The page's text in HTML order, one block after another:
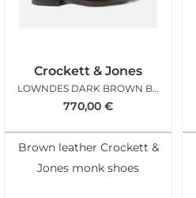
Crockett & Jones
LOWNDES DARK BROWN BURNISHED
770,00 €
Brown leather Crockett &
Jones monk shoes